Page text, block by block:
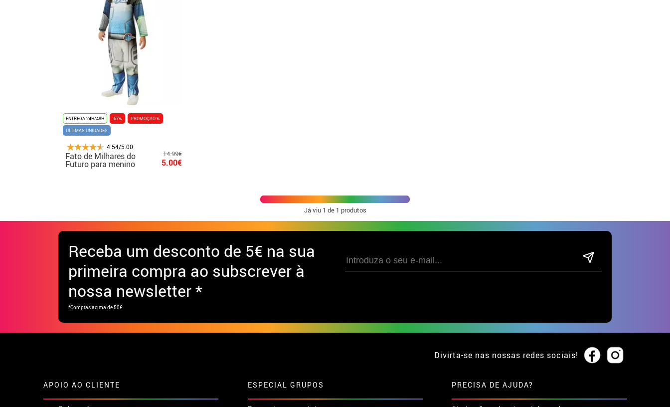
ENTREGA 24H/48H -67%
PROMOÇAO %
ÚLTIMAS UNIDADES
4.54/5.00
Fato de Milhares do
Futuro para menino
14.99€
5.00€
Já viu 1 de 1 produtos
Receba um desconto de 5€ na sua
primeira compra ao subscrever à
nossa newsletter *
*Compras acima de 50€
Divirta-se nas nossas redes sociais!
APOIO AO CLIENTE ESPECIAL GRUPOS PRECISA DE AJUDA?